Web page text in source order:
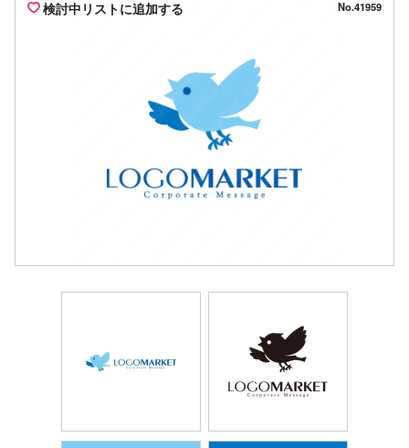
検討中リストに追加する No.41959